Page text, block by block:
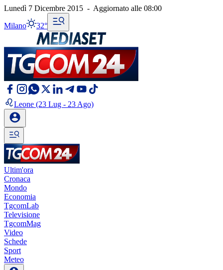
Lunedì 7 Dicembre 2015 - Aggiornato alle 08:00
Milano 32°
Leone (23 Lug - 23 Ago)
Ultim'ora
Cronaca
Mondo
Economia
TgcomLab
Televisione
TgcomMag
Video
Schede
Sport
Meteo